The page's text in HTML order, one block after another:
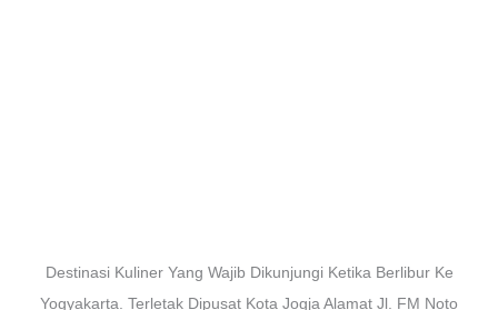
Destinasi Kuliner Yang Wajib Dikunjungi Ketika Berlibur Ke
Yogyakarta. Terletak Dipusat Kota Jogja Alamat Jl. FM Noto